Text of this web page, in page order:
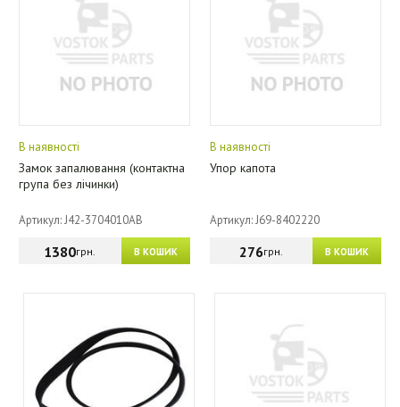
В наявності
Замок запалювання (контактна
група без лічинки)
Артикул: J42-3704010AB
В КОШИК
1380грн.
В наявності
Упор капота
Артикул: J69-8402220
В КОШИК
276грн.